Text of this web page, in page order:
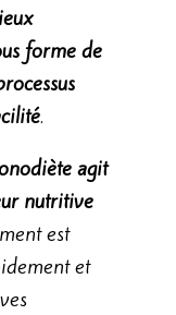
forme de
.
agit
nutritive
est
et